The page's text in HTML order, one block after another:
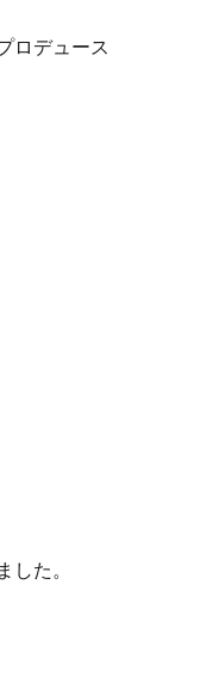
ロデュース
た。